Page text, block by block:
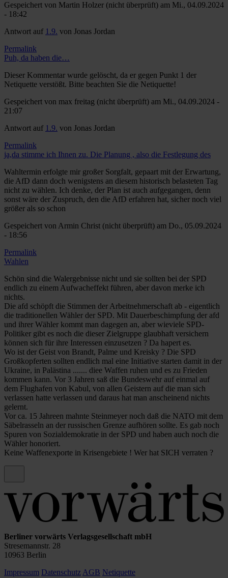
Gespeichert von Martin Holzer (nicht überprüft) am Mi., 04.09.2024
- 18:42
Antwort auf 1.9. von Jonas Jordan
Permalink
Puh, da haben die…
Dieser Kommentar wurde gelöscht, da er gegen Punkt 1 der
Netiquette verstößt. Bitte beachten Sie die Netiquette!
Gespeichert von max freitag (nicht überprüft) am Mi., 04.09.2024 -
21:07
Antwort auf 1.9. von Jonas Jordan
Permalink
ja,da stimme ich Ihnen zu. Die Planung , also die Festlegung des
Wahltermin erfolgte mir großer Sorgfalt, gepaart mit der Erwartung,
die AfD dann doch wenigstens an diesem historisch belasteten Tag
nicht zu wählen. Ich denke, der Plan ist auch aufgegangen, denn
sonst wäre der Zuspruch, den die AfD erfahren hat, sicher noch viel
größer als so schon
Gespeichert von Armin Christ (nicht überprüft) am Do., 05.09.2024
- 18:56
Permalink
Wahlen
Schön sind die Walergebnisse nicht und sie sollten bei der SPD
endlich zu einem Aufwacheffekt führen, aber davon merke ich
nichts.
Die afd schöpft die Stimmen der Arbeitnehmerschaft ab - eigentlich
die traditionellen Wähler der SPD. Mit Dauerbeschimpfung der afd
und ihrer Wähler kommt man dagegen an, aber wieviele SPD-
Politiker gibt es noch die dieser Zielgruppe glaubhaft versichern
können sich für ihre Interessen einzusetzen ? Da hapert es.
Wo ist der Geist von Brandt, Palme und Kreisky ? Die SPD
Großkopferten sollten endlich mal eine Initiative starten damit in der
Ukraine, in Palästina ....... diee Waffen ruhen und es zu Frieden
kommen kann. Vor 3 Jahren saß die Bundeswehr auf einmal auf
dem Flughafen von Kabul, von allen Geistern auf die man sich
verlassen hatte verlassen und daraus hat man anscheinend nichts
gelernt.
Vor ca. 15 Jahreen mahnte Steinmeyer noch daß die NATO mit dem
Säbelrasseln an der russischen Grenze aufhören sollte. Es gab noch
Spuren von Sozialdemokratie in der SPD und haben auch noch die
Wähler honoriert.
Keine Waffenexporte in Krisengebiete ! Wer hat SICH verraten ?
Berliner vorwärts Verlagsgesellschaft mbH
Stresemannstr. 28
10963 Berlin
Impressum Datenschutz AGB Netiquette